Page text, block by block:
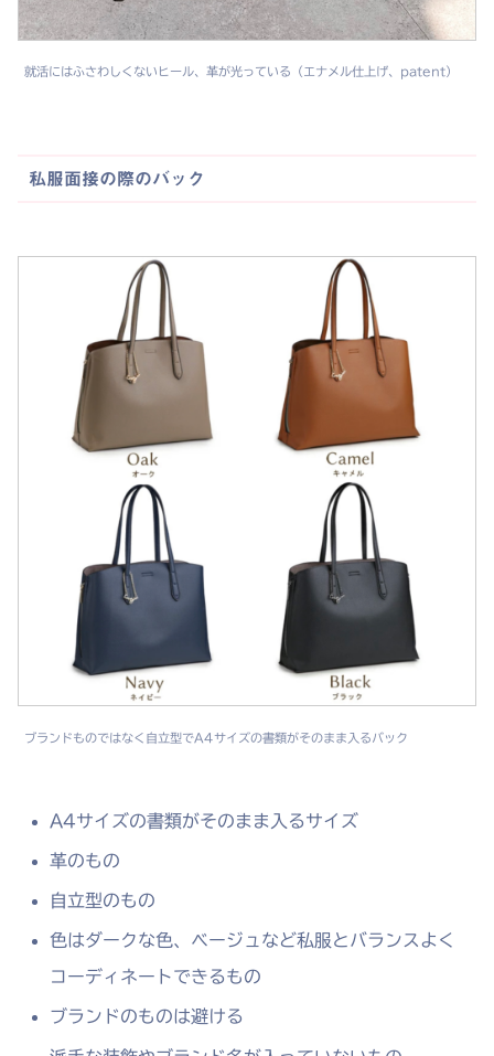
就活にはふさわしくないヒール、革が光っている（エナメル仕上げ、patent）
私服面接の際のバック
ブランドものではなく自立型でA4サイズの書類がそのまま入るバック
A4サイズの書類がそのまま入るサイズ
革のもの
自立型のもの
色はダークな色、ベージュなど私服とバランスよく
コーディネートできるもの
ブランドのものは避ける